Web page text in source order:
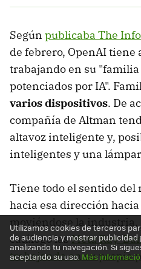
Según publicaba The
de febrero, OpenAI tiene
trabajando en su
potenciados por IA".
varios dispositivos. De
compañía de Altman
altavoz inteligente y,
inteligentes y una
Tiene todo el sentido del
hacia esa dirección
moviéndose la industria.
catálogo lasMeta Ray-
trabajando en su propia
Utilizamos cookies de terceros
de audiencia y mostrar publicidad
analizando tu navegación. Si
aceptando su uso.Más